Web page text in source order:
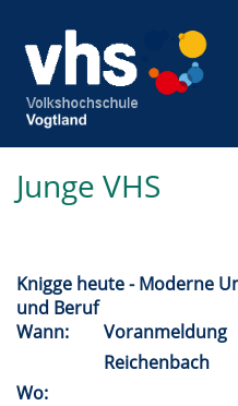
Junge VHS
Knigge heute - Moderne
und Beruf
Wann:
Voranmeldung
Reichenbach
Wo: